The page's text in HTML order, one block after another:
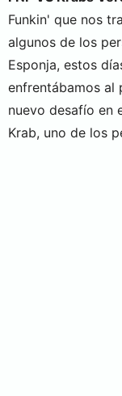
Funkin' que nos
algunos de los
Esponja, estos
enfrentábamos al
nuevo desafío en
Krab, uno de los